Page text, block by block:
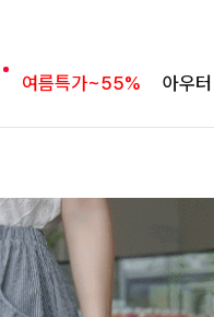
여름특가~55% 아우터